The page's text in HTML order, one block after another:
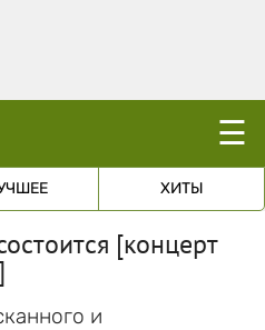
☰
ХИТЫ
[концерт
и